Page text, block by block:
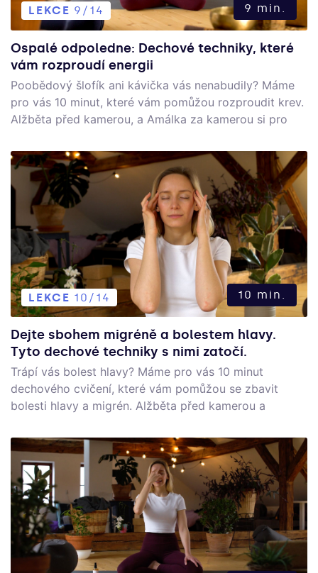
LEKCE 9/14 9 min.
Ospalé odpoledne: Dechové techniky, které
vám rozproudí energii
Poobědový šlofík ani kávička vás nenabudily? Máme
pro vás 10 minut, které vám pomůžou rozproudit krev.
Alžběta před kamerou, a Amálka za kamerou si pro
techniky, které budeme používat, se jmenují plný
jógový dech a kapalabhati. Jestli si jimi nejste jistí,
stačí se kouknout na předchozí videa, která tyto
techniky vysvětlují.
LEKCE 10/14 10 min.
Dejte sbohem migréně a bolestem hlavy.
Tyto dechové techniky s nimi zatočí.
Trápí vás bolest hlavy? Máme pro vás 10 minut
dechového cvičení, které vám pomůžou se zbavit
bolesti hlavy a migrén. Alžběta před kamerou a
seriálu "nadechni se". Dvě techniky, které budeme
používat, jsou plný jógový dech a bhramari. Jestli si
nejste těmito technikami jistí, stačí se kouknout na
předchozí videa, která tyto techniky vysvětlují.